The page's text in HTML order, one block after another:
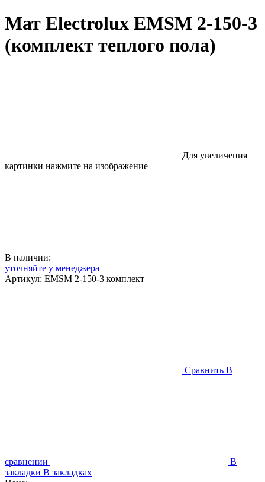
Мат Electrolux EMSM 2-150-3
(комплект теплого пола)
Для увеличения
картинки нажмите на изображение
В наличии:
уточняйте у менеджера
Артикул: EMSM 2-150-3 комплект
Сравнить В
сравнении
В
закладки В закладках